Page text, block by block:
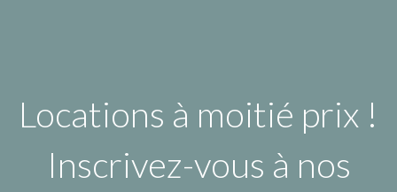
Locations à moitié prix !
Inscrivez-vous à nos